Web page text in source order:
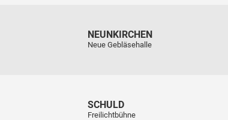
NEUNKIRCHEN
Neue Gebläsehalle
SCHULD
Freilichtbühne